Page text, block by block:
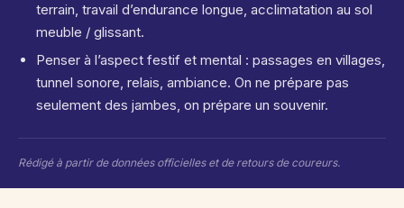
terrain, travail d’endurance longue, acclimatation au sol
meuble / glissant.
Penser à l’aspect festif et mental : passages en villages,
tunnel sonore, relais, ambiance. On ne prépare pas
seulement des jambes, on prépare un souvenir.
Rédigé à partir de données officielles et de retours de coureurs.